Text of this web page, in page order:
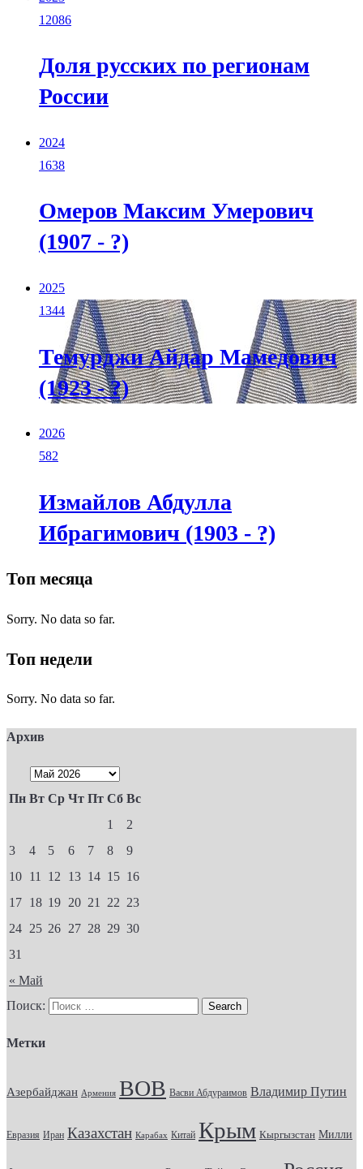
12086
Доля русских по регионам
России
2024
1638
Омеров Максим Умерович
(1907 - ?)
2025
1344
Темурджи Айдар Мамедович
(1923 - ?)
2026
582
Измайлов Абдулла
Ибрагимович (1903 - ?)
Топ месяца
Sorry. No data so far.
Топ недели
Sorry. No data so far.
Архив
Пн Вт Ср Чт Пт Сб Вс
« Май
1
2
3
4 5 6 7 8
9
10 11 12 13 14 15 16
17 18 19 20 21 22 23
24 25 26 27 28 29 30
31
Поиск:
Метки
Азербайджан Армения ВОВ Васви Абдураимов Владимир Путин
Евразия Иран Казахстан Карабах Китай Крым Кыргызстан Милли